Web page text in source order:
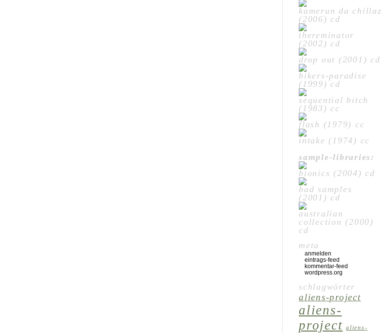
kamerun da chillaz
(2006) cd
thereminator
(2002) cd
drop out (2001) cd
bikers-paradise
(1999) cd
sequential bitch
(1983) cc
flash (1979) cc
intake (1974) cc
sample-libraries:
bionics (2004) cd
bad samples
(2001) cd
australian
collection (2000)
cd
meta
anmelden
eintrags-feed
kommentar-feed
wordpress.org
schlagwörter
aliens-project
aliens-
project
aliens-